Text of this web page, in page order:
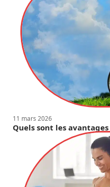
11 mars 2026
Quels sont les